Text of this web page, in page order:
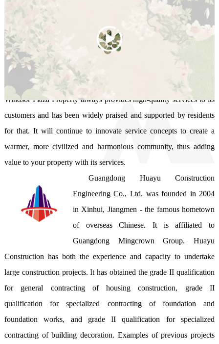
management, and establishing a rigorous and scientific service and
quality management system, Windsor Plaza Property ensures that all
services are thoughtful and standardized, and that service efficiency
and quality are continuously improved. All managers, professionals
and technicians of the company have obtained necessary
qualification certificates for assuming their respective positions.
Windsor Plaza Property always provides high-quality services to its
customers and has been widely praised and supported by residents
for that. It will continue to innovate service concepts to create a
warmer, more civilized and harmonious community, thus adding
value to your property with its services.
Guangdong Huayu Construction
Engineering Co., Ltd. was founded in 2004
in Xinhui, Jiangmen - the famous hometown
of overseas Chinese. It is affiliated to
Guangdong Mingcrown Group. Huayu
Construction has both the experience and capacity to undertake
large construction projects. It has obtained the grade II qualification
for general contracting of housing construction, grade II
qualification for specialized contracting of foundation and
foundation works, and grade II qualification for specialized
contracting of building decoration. Examples of previous projects